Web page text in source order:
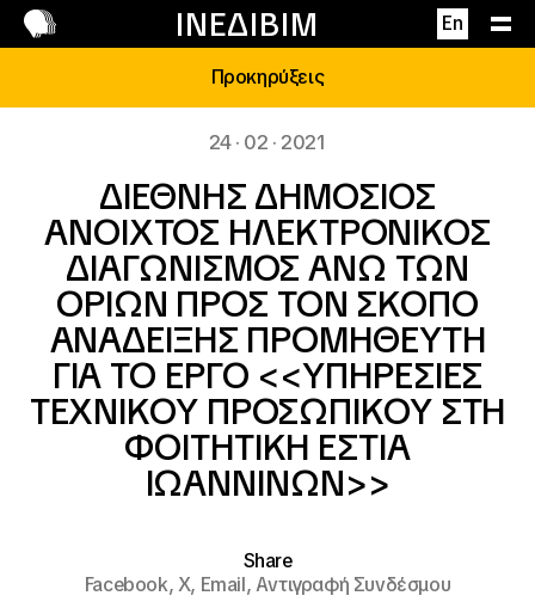
ΙΝΕΔΙΒΙΜ En
Επικοινωνία
Προκηρύξεις
24 · 02 · 2021
ΔΙΕΘΝΗΣ ΔΗΜΟΣΙΟΣ
ΑΝΟΙΧΤΟΣ ΗΛΕΚΤΡΟΝΙΚΟΣ
ΔΙΑΓΩΝΙΣΜΟΣ ΑΝΩ ΤΩΝ
ΟΡΙΩΝ ΠΡΟΣ ΤΟΝ ΣΚΟΠΟ
ΑΝΑΔΕΙΞΗΣ ΠΡΟΜΗΘΕΥΤΗ
ΓΙΑ ΤΟ ΕΡΓΟ <<ΥΠΗΡΕΣΙΕΣ
ΤΕΧΝΙΚΟΥ ΠΡΟΣΩΠΙΚΟΥ ΣΤΗ
ΦΟΙΤΗΤΙΚΗ ΕΣΤΙΑ
ΙΩΑΝΝΙΝΩΝ>>
Share
Facebook,X, Email,Αντιγραφή Συνδέσμου